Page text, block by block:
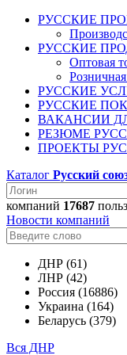
РУССКИЕ
РУССКИЕ
Оптовая
РУССКИЕ
РУССКИЕ
ВАКАНСИИ
РЕЗЮМЕ
ПРОЕКТЫ
Каталог Русский
компаний 17687
Новости компаний
ДНР (61)
ЛНР (42)
Россия (16886)
Украина (164)
Беларусь (379)
Вся ДНР